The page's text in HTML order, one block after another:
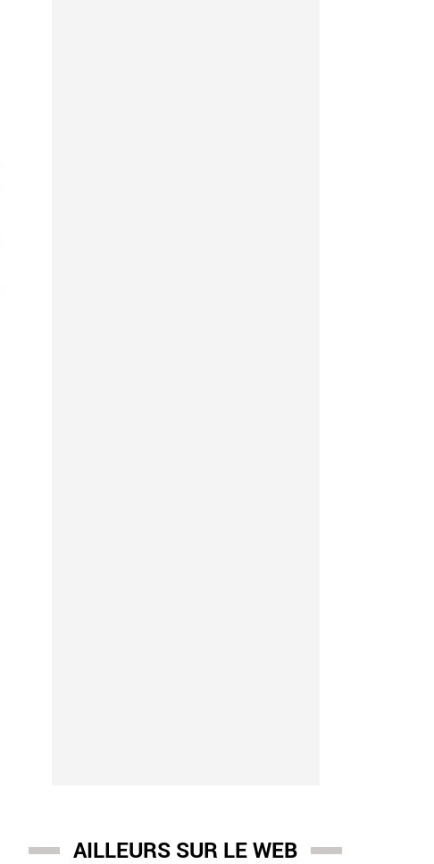
AILLEURS SUR LE WEB